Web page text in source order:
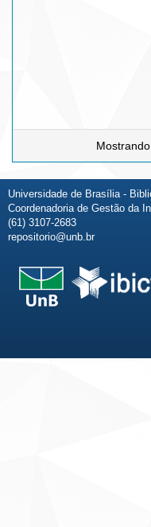
Universidade de Brasília -
Coordenadoria de Gestão da
(61) 3107-2683
repositorio@unb.br